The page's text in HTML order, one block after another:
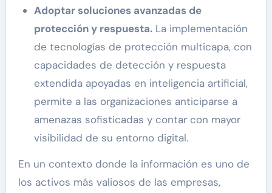
Adoptar soluciones avanzadas de
protección y respuesta.La implementación
de tecnologías de protección multicapa, con
capacidades de detección y respuesta
extendida apoyadas en inteligencia artificial,
permite a las organizaciones anticiparse a
amenazas sofisticadas y contar con mayor
visibilidad de su entorno digital.
En un contexto donde la información es uno de
los activos más valiosos de las empresas,